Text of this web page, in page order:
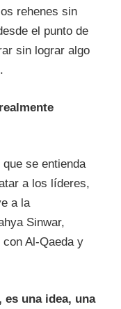
rehenes sin
el punto de
sin lograr algo
se entienda
a los líderes,
a la
Sinwar,
Al-Qaeda y
una idea, una